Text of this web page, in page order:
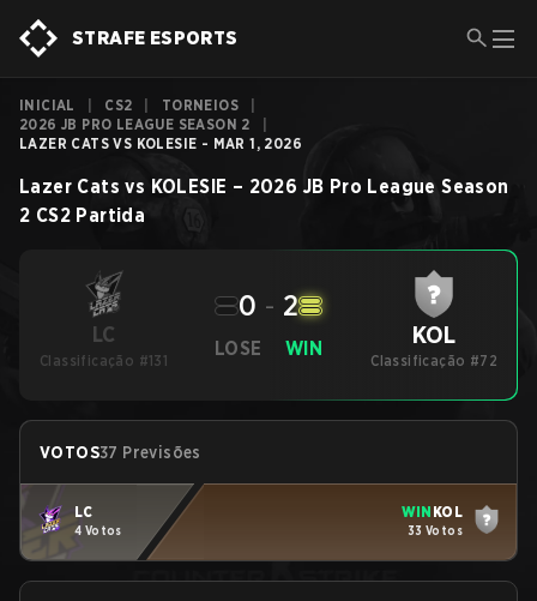
STRAFE ESPORTS
INICIAL CS2 TORNEIOS
2026 JB PRO LEAGUE SEASON 2
LAZER CATS VS KOLESIE - MAR 1, 2026
Lazer Cats vs KOLESIE – 2026 JB Pro League Season
2 CS2 Partida
LC
Classificação #131
LOSE
0 - 2
WIN KOL
Classificação #72
VOTOS37 Previsões
LC
4 Votos
WIN KOL
33 Votos